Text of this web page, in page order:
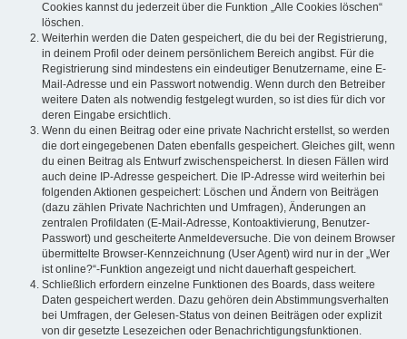
Cookies kannst du jederzeit über die Funktion „Alle Cookies löschen“
löschen.
Weiterhin werden die Daten gespeichert, die du bei der Registrierung,
in deinem Profil oder deinem persönlichem Bereich angibst. Für die
Registrierung sind mindestens ein eindeutiger Benutzername, eine E-
Mail-Adresse und ein Passwort notwendig. Wenn durch den Betreiber
weitere Daten als notwendig festgelegt wurden, so ist dies für dich vor
deren Eingabe ersichtlich.
Wenn du einen Beitrag oder eine private Nachricht erstellst, so werden
die dort eingegebenen Daten ebenfalls gespeichert. Gleiches gilt, wenn
du einen Beitrag als Entwurf zwischenspeicherst. In diesen Fällen wird
auch deine IP-Adresse gespeichert. Die IP-Adresse wird weiterhin bei
folgenden Aktionen gespeichert: Löschen und Ändern von Beiträgen
(dazu zählen Private Nachrichten und Umfragen), Änderungen an
zentralen Profildaten (E-Mail-Adresse, Kontoaktivierung, Benutzer-
Passwort) und gescheiterte Anmeldeversuche. Die von deinem Browser
übermittelte Browser-Kennzeichnung (User Agent) wird nur in der „Wer
ist online?“-Funktion angezeigt und nicht dauerhaft gespeichert.
Schließlich erfordern einzelne Funktionen des Boards, dass weitere
Daten gespeichert werden. Dazu gehören dein Abstimmungsverhalten
bei Umfragen, der Gelesen-Status von deinen Beiträgen oder explizit
von dir gesetzte Lesezeichen oder Benachrichtigungsfunktionen.